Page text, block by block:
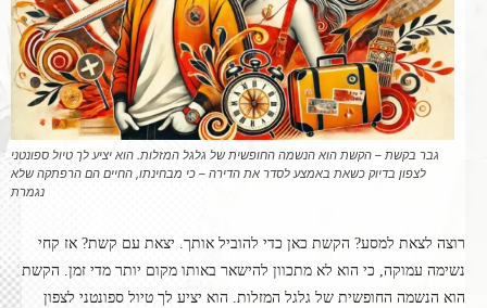
גבר בקשת – הקשת הוא הנשמה החופשית של גלגל המזלות. הוא יציע לך טיול ספונטני
לצפון בדיוק כשאת באמצע לסדר את הדירה – כי מבחינתו, החיים הם הרפתקה שלא
נגמרת
רוצה לצאת למסע? הקשת כאן כדי להוביל אותך. יצאת עם קשת? אז קחי
נשימה עמוקה, כי הוא לא מתכוון להישאר באותו מקום יותר מדי זמן. הקשת
הוא הנשמה החופשית של גלגל המזלות. הוא יציע לך טיול ספונטני לצפון